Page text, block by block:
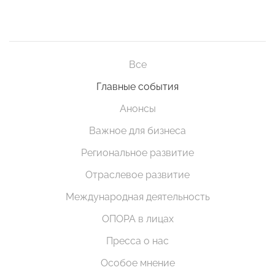
Все
Главные события
Анонсы
Важное для бизнеса
Региональное развитие
Отраслевое развитие
Международная деятельность
ОПОРА в лицах
Пресса о нас
Особое мнение